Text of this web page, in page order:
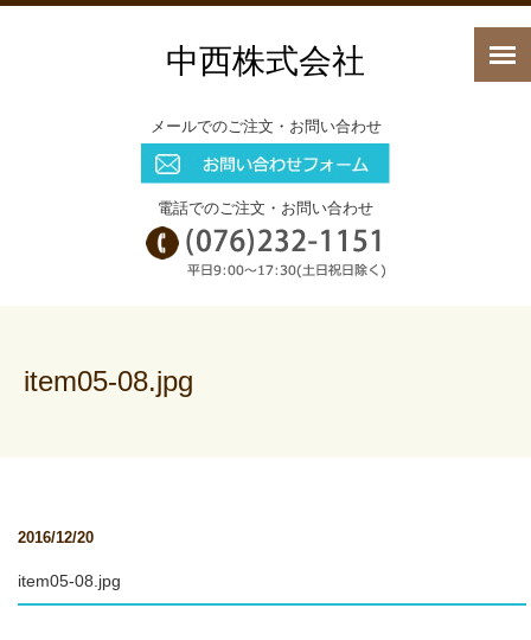
中西株式会社
メールでのご注文・お問い合わせ
電話でのご注文・お問い合わせ
item05-08.jpg
2016/12/20
item05-08.jpg